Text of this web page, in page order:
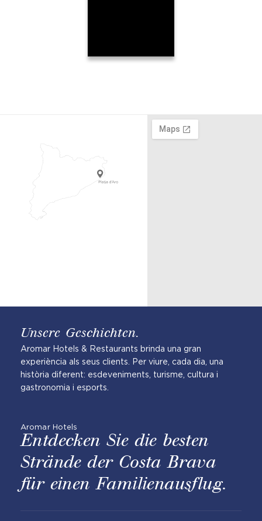
Unsere Geschichten.
Aromar Hotels & Restaurants brinda una gran
experiència als seus clients. Per viure, cada dia, una
història diferent: esdeveniments, turisme, cultura i
gastronomia i esports.
Aromar Hotels
Entdecken Sie die besten
Strände der Costa Brava
für einen Familienausflug.